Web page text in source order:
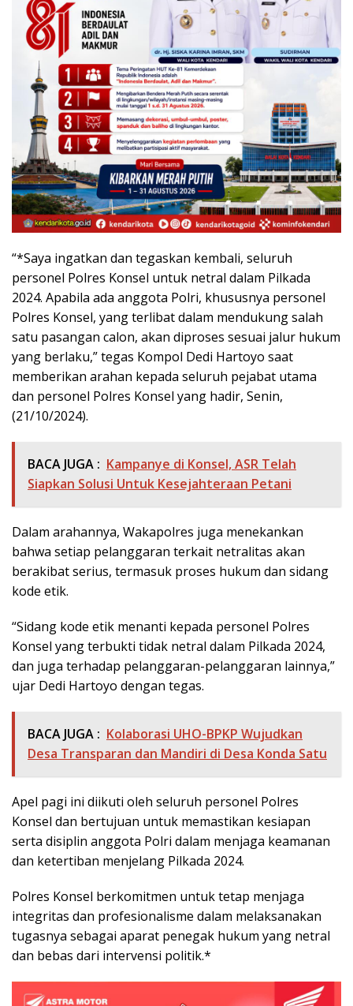
“*Saya ingatkan dan tegaskan kembali, seluruh
personel Polres Konsel untuk netral dalam Pilkada
2024. Apabila ada anggota Polri, khususnya personel
Polres Konsel, yang terlibat dalam mendukung salah
satu pasangan calon, akan diproses sesuai jalur hukum
yang berlaku,” tegas Kompol Dedi Hartoyo saat
memberikan arahan kepada seluruh pejabat utama
dan personel Polres Konsel yang hadir, Senin,
(21/10/2024).
BACA JUGA : Kampanye di Konsel, ASR Telah
Siapkan Solusi Untuk Kesejahteraan Petani
Dalam arahannya, Wakapolres juga menekankan
bahwa setiap pelanggaran terkait netralitas akan
berakibat serius, termasuk proses hukum dan sidang
kode etik.
“Sidang kode etik menanti kepada personel Polres
Konsel yang terbukti tidak netral dalam Pilkada 2024,
dan juga terhadap pelanggaran-pelanggaran lainnya,”
ujar Dedi Hartoyo dengan tegas.
BACA JUGA : Kolaborasi UHO-BPKP Wujudkan
Desa Transparan dan Mandiri di Desa Konda Satu
Apel pagi ini diikuti oleh seluruh personel Polres
Konsel dan bertujuan untuk memastikan kesiapan
serta disiplin anggota Polri dalam menjaga keamanan
dan ketertiban menjelang Pilkada 2024.
Polres Konsel berkomitmen untuk tetap menjaga
integritas dan profesionalisme dalam melaksanakan
tugasnya sebagai aparat penegak hukum yang netral
dan bebas dari intervensi politik.*